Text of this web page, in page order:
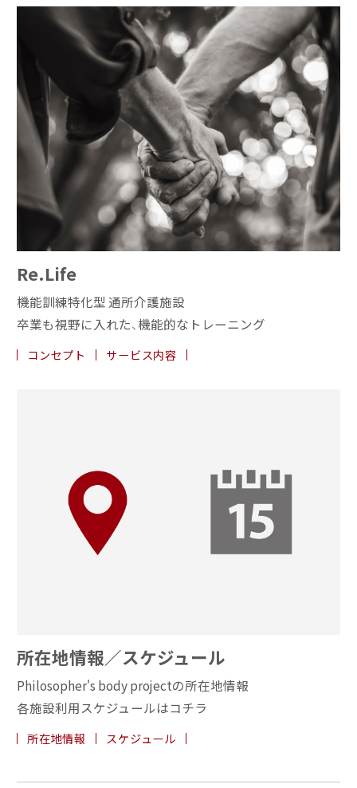
Re.Life
機能訓練特化型 通所介護施設
卒業も視野に入れた、機能的なトレーニング
コンセプト サービス内容
所在地情報／スケジュール
Philosopher's body projectの所在地情報
各施設利用スケジュールはコチラ
所在地情報 スケジュール